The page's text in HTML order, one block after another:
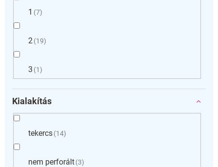
1 7
2 19
3 1
Kialakítás
tekercs 14
nem perforált 3